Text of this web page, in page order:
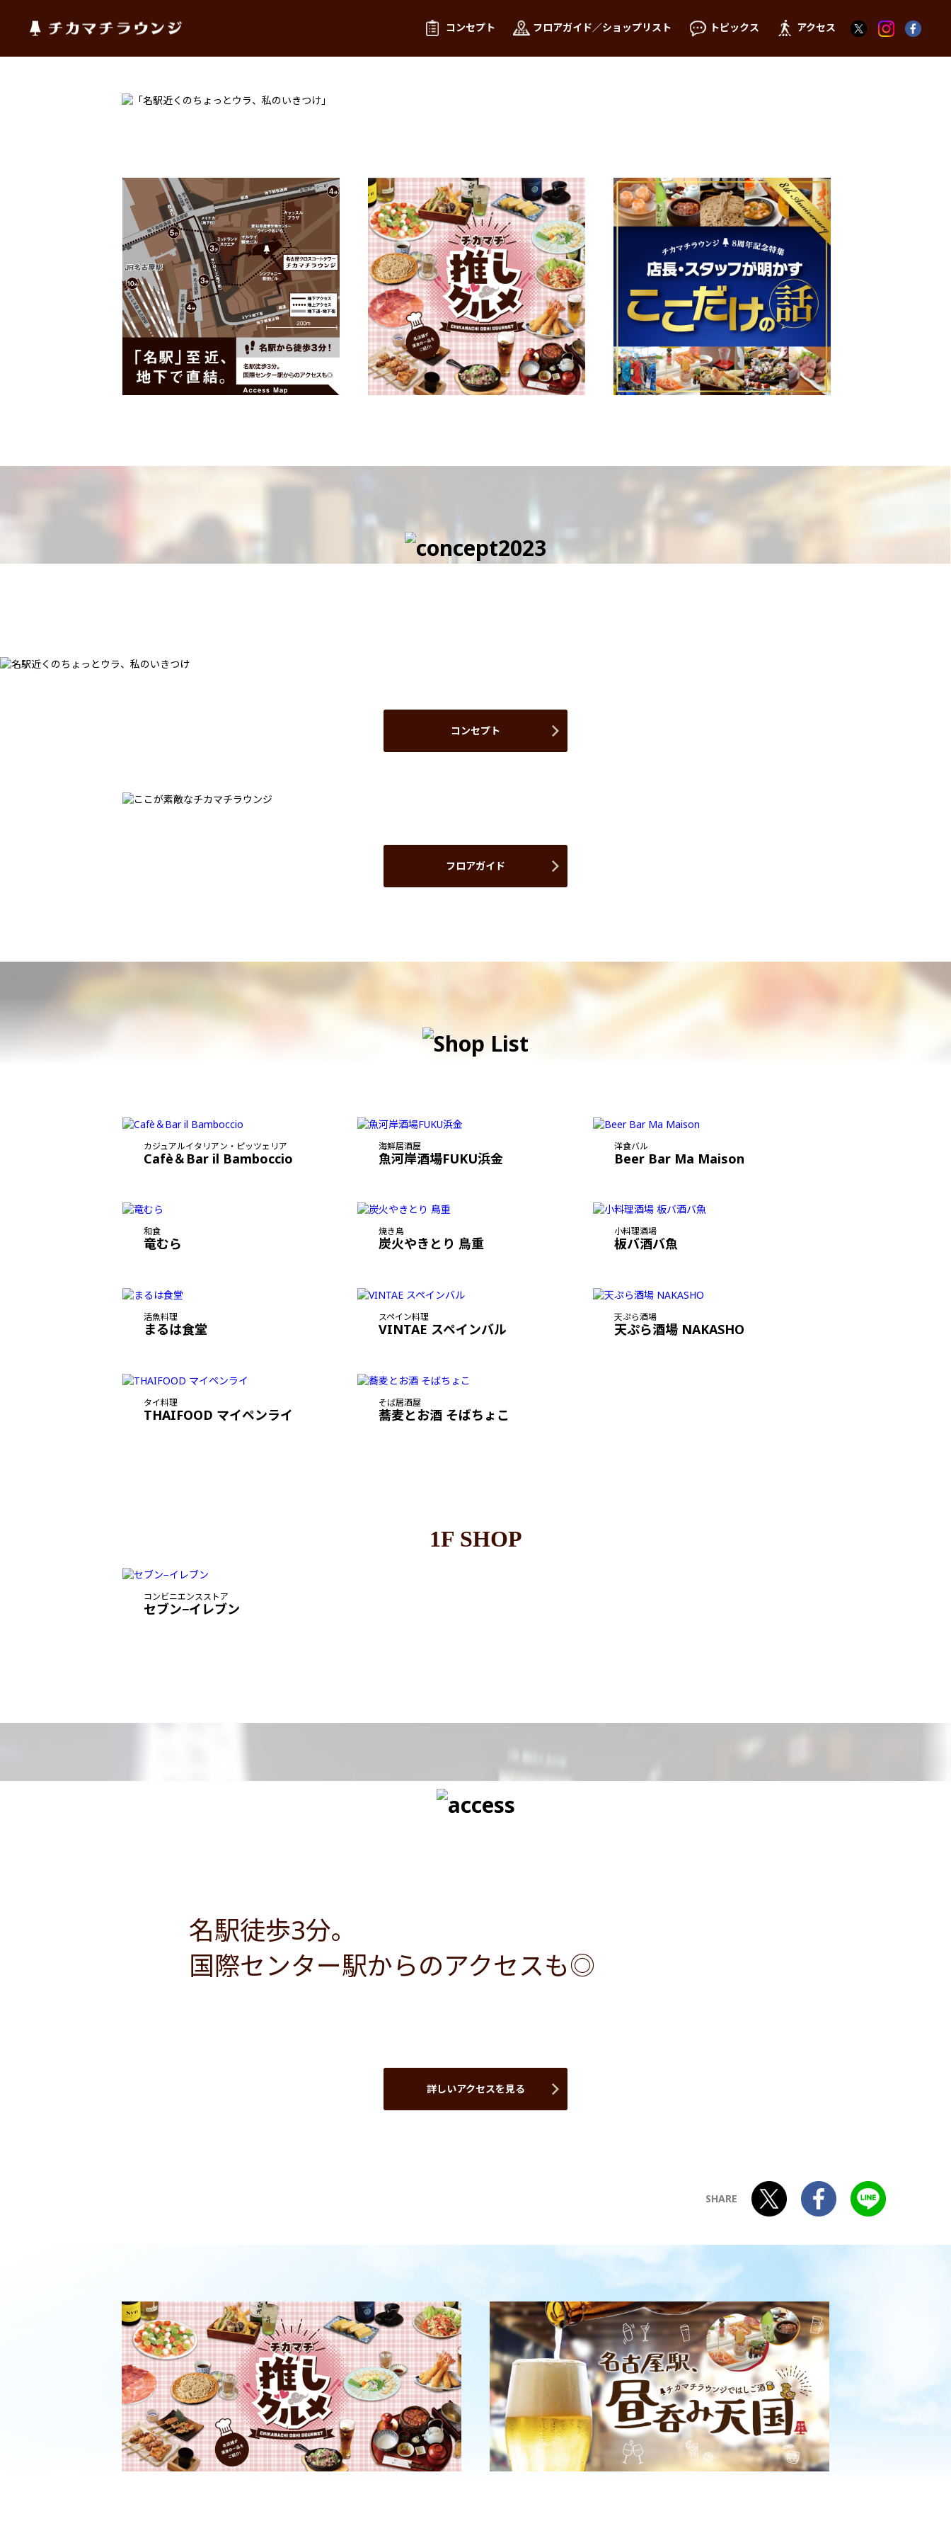
コンセプト フロアガイド／ショップリスト トピックス アクセス
コンセプト
フロアガイド
カジュアルイタリアン・ピッツェリア
Cafè＆Bar il Bamboccio
海鮮居酒屋
魚河岸酒場FUKU浜金
洋食バル
Beer Bar Ma Maison
和食
竜むら
焼き鳥
炭火やきとり 鳥重
小料理酒場
板バ酒バ魚
活魚料理
まるは食堂
スペイン料理
VINTAE スペインバル
天ぷら酒場
天ぷら酒場 NAKASHO
タイ料理
THAIFOOD マイペンライ
そば居酒屋
蕎麦とお酒 そばちょこ
1F SHOP
コンビニエンスストア
セブン−イレブン
名駅徒歩3分。
国際センター駅からのアクセスも◎
詳しいアクセスを見る
SHARE